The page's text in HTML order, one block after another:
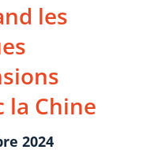
les
la Chine
2024